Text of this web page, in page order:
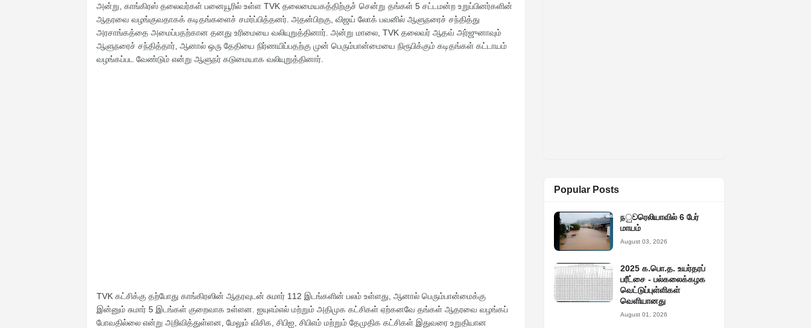
அன்று, காங்கிரஸ் தலைவர்கள் பனையூரில் உள்ள TVK தலைமையகத்திற்குச் சென்று தங்கள் 5 சட்டமன்ற உறுப்பினர்களின்
ஆதரவை வழங்குவதாகக் கடிதங்களைச் சமர்ப்பித்தனர். அதன்பிறகு, விஜய் லோக் பவனில் ஆளுநரைச் சந்தித்து
அரசாங்கத்தை அமைப்பதற்கான தனது உரிமையை வலியுறுத்தினார். அன்று மாலை, TVK தலைவர் ஆதவ் அர்ஜுனாவும்
ஆளுநரைச் சந்தித்தார், ஆனால் ஒரு தேதியை நிர்ணயிப்பதற்கு முன் பெரும்பான்மையை நிரூபிக்கும் கடிதங்கள் கட்டாயம்
வழங்கப்பட வேண்டும் என்று ஆளுநர் கடுமையாக வலியுறுத்தினார்.
TVK கட்சிக்கு தற்போது காங்கிரஸின் ஆதரவுடன் சுமார் 112 இடங்களின் பலம் உள்ளது, ஆனால் பெரும்பான்மைக்கு
இன்னும் சுமார் 5 இடங்கள் குறைவாக உள்ளன. ஐயுஎம்எல் மற்றும் அதிமுக கட்சிகள் ஏற்கனவே தங்கள் ஆதரவை வழங்கப்
போவதில்லை என்று அறிவித்துள்ளன, மேலும் விசிக, சிபிஐ, சிபிஎம் மற்றும் தேமுதிக கட்சிகள் இதுவரை உறுதியான
Popular Posts
நුවரெலியாவில் 6 பேர்
மாயம்
August 03, 2026
2025 க.பொ.த. உயர்தரப்
பரீட்சை - பல்கலைக்கழக
வெட்டுப்புள்ளிகள்
வெளியானது
August 01, 2026